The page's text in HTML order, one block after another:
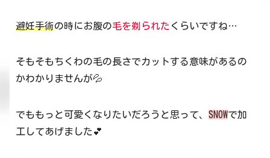
避妊手術の時にお腹の毛を剃られた くらいですね…
そもそもちくわの毛の長さでカットする意味があるの
かわかりませんが💦
でももっと可愛くなりたいだろうと思って、 SNOWで加
工してあげました💕